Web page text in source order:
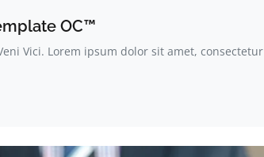
OC™
Vici. Lorem ipsum dolor sit amet, consectetur